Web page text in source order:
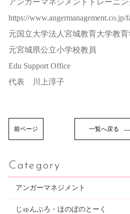
アンガーマネジメントトレーニ
https://www.angermanagement.co.jp/
元国立大学法人宮城教育大学教
元宮城県公立小学校教員
Edu Support Office
代表 川上淳子
前ページ 一覧へ戻る
Category
アンガーマネジメント
じゅんぶろ・ほのぼのとーく